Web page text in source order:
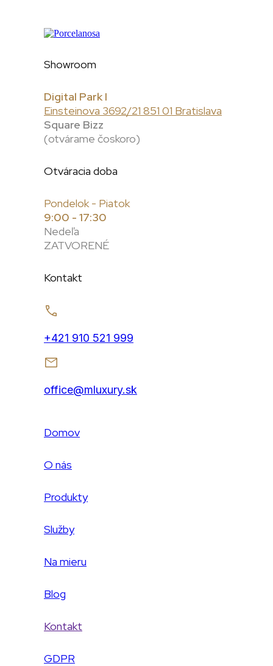
Showroom
Digital Park I
Einsteinova 3692/21 851 01 Bratislava
Square Bizz
(otvárame čoskoro)
Otváracia doba
Pondelok - Piatok
9:00 - 17:30
Nedeľa
ZATVORENÉ
Kontakt
+421 910 521 999
office@mluxury.sk
Domov
O nás
Produkty
Služby
Na mieru
Blog
Kontakt
GDPR